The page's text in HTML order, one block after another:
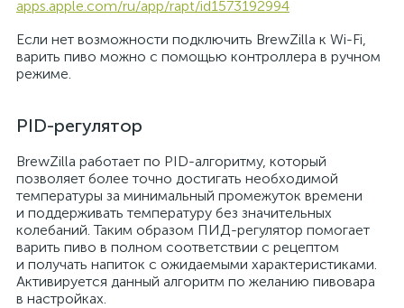
apps.apple.com/ru/app/rapt/id1573192994
Если нет возможности подключить BrewZilla к Wi-Fi,
варить пиво можно с помощью контроллера в ручном
режиме.
PID-регулятор
BrewZilla работает по PID-алгоритму, который
позволяет более точно достигать необходимой
температуры за минимальный промежуток времени
и поддерживать температуру без значительных
колебаний. Таким образом ПИД-регулятор помогает
варить пиво в полном соответствии с рецептом
и получать напиток с ожидаемыми характеристиками.
Активируется данный алгоритм по желанию пивовара
в настройках.